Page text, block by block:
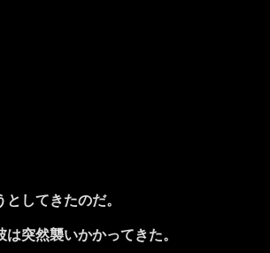
してきたのだ。
突然襲いかかってきた。